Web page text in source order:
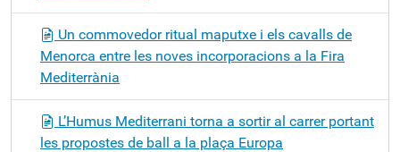
Un commovedor ritual maputxe i els cavalls de
Menorca entre les noves incorporacions a la Fira
Mediterrània
L’Humus Mediterrani torna a sortir al carrer portant
les propostes de ball a la plaça Europa